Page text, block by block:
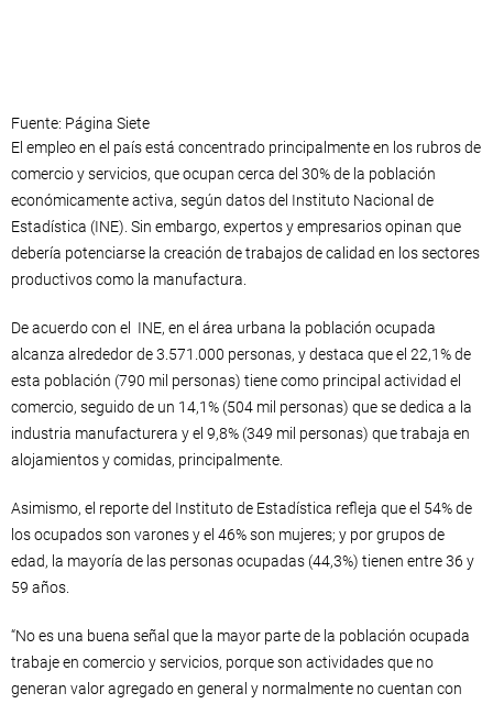
Fuente: Página Siete
El empleo en el país está concentrado principalmente en los rubros de
comercio y servicios, que ocupan cerca del 30% de la población
económicamente activa, según datos del Instituto Nacional de
Estadística (INE). Sin embargo, expertos y empresarios opinan que
debería potenciarse la creación de trabajos de calidad en los sectores
productivos como la manufactura.
De acuerdo con el INE, en el área urbana la población ocupada
alcanza alrededor de 3.571.000 personas, y destaca que el 22,1% de
esta población (790 mil personas) tiene como principal actividad el
comercio, seguido de un 14,1% (504 mil personas) que se dedica a la
industria manufacturera y el 9,8% (349 mil personas) que trabaja en
alojamientos y comidas, principalmente.
Asimismo, el reporte del Instituto de Estadística refleja que el 54% de
los ocupados son varones y el 46% son mujeres; y por grupos de
edad, la mayoría de las personas ocupadas (44,3%) tienen entre 36 y
59 años.
“No es una buena señal que la mayor parte de la población ocupada
trabaje en comercio y servicios, porque son actividades que no
generan valor agregado en general y normalmente no cuentan con